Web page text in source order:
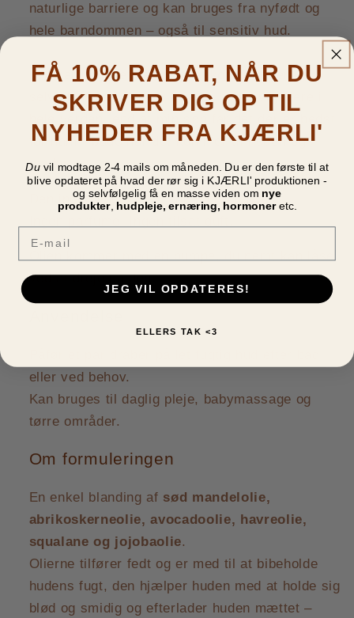
naturlige barriere og kan bruges fra nyfødt og
hele barndommen – også til sensitiv hud.
Jeg har udviklet denne olie, kort tid efter jeg
selv blev mor. Da der ikke er noget vigtigere i
for ham - både når det kommer til huden og
maden.
Den indeholder KUN rene ingredienser.
ved at dreje på den.
eller ved behov.
Kan bruges til daglig pleje, babymassage og
tørre områder.
Om formuleringen
En enkel blanding af sød mandelolie,
abrikoskerneolie, avocadoolie, havreolie,
squalane og jojobaolie.
Olierne tilfører fedt og er med til at bibeholde
hudens fugt, den hjælper huden med at holde sig
blød og smidig og efterlader huden mættet –
FÅ 10% RABAT, NÅR DU
SKRIVER DIG OP TIL
NYHEDER FRA KJÆRLI'
Du vil modtage 2-4 mails om måneden. Du er den første til at
blive opdateret på hvad der rør sig i KJÆRLI' produktionen -
og selvfølgelig få en masse viden om nye
produkter, hudpleje, ernæring, hormoneretc.
Email
JEG VIL OPDATERES!
ELLERS TAK <3